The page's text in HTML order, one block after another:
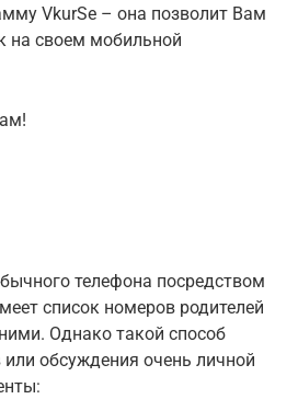
VkurSe – она позволит Вам
на своем мобильной
телефона посредством
список номеров родителей
Однако такой способ
обсуждения очень личной